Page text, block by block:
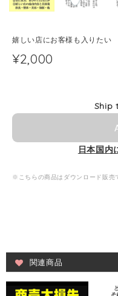
嬉しい店にお客様も入りたい
¥2,000
Ship
日本国内
※こちらの商品はダウンロード販売
関連商品